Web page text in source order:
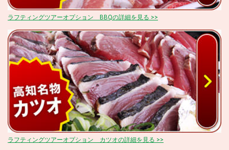
ラフティングツアーオプション BBQの詳細を見る >>
ラフティングツアーオプション カツオの詳細を見る >>